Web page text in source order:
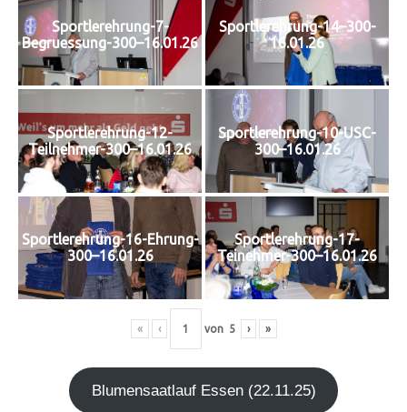
Sportlerehrung-7-
Begruessung-300–16.01.26
Sportlerehrung-14–300-
16.01.26
Sportlerehrung-12-
Teilnehmer-300–16.01.26
Sportlerehrung-10-USC-
300–16.01.26
Sportlerehrung-16-Ehrung-
300–16.01.26
Sportlerehrung-17-
Teinehmer-300–16.01.26
« ‹ von 5 › »
Blu­men­saat­lauf Essen (22.11.25)